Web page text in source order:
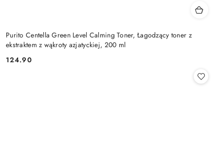
Purito Centella Green Level Calming Toner, Łagodzący toner z
ekstraktem z wąkroty azjatyckiej, 200 ml
Cena:
124.90